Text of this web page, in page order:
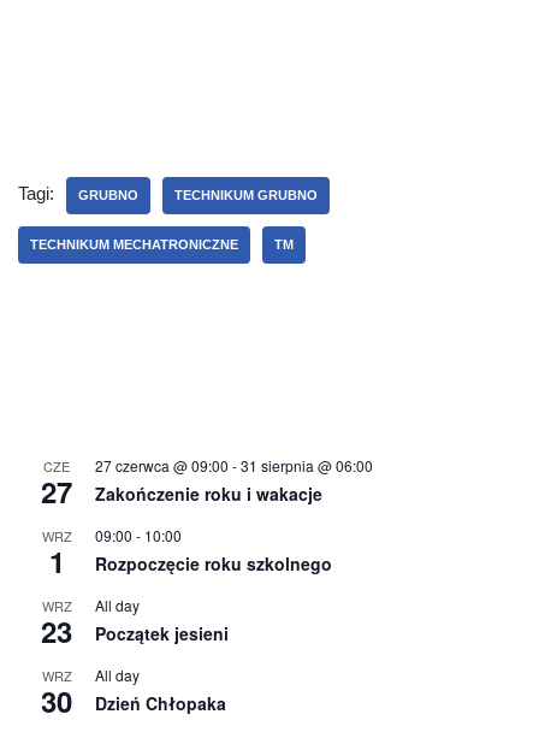
Tagi: GRUBNO TECHNIKUM GRUBNO
TECHNIKUM MECHATRONICZNE TM
CZE
27
27 czerwca @ 09:00 -31 sierpnia @ 06:00
Zakończenie roku i wakacje
WRZ
1
09:00 - 10:00
Rozpoczęcie roku szkolnego
WRZ
23
All day
Początek jesieni
WRZ
30
All day
Dzień Chłopaka